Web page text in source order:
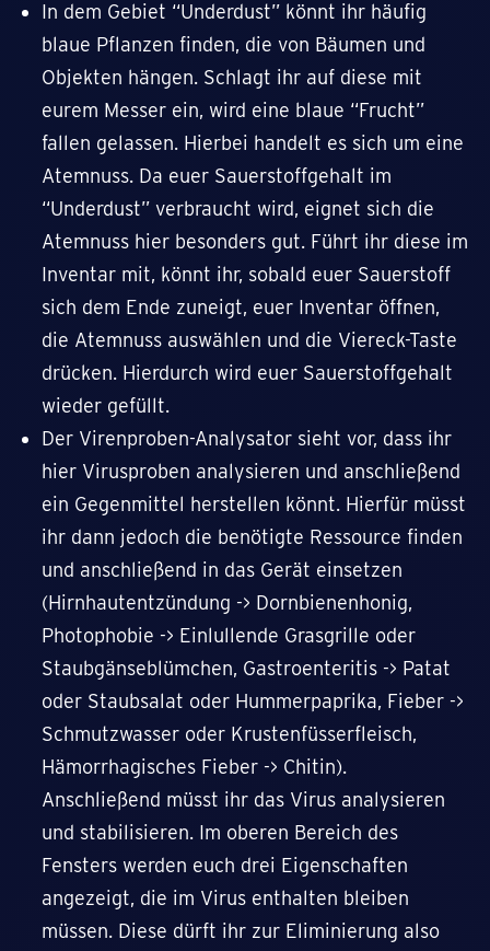
In dem Gebiet “Underdust” könnt ihr häufig
blaue Pflanzen finden, die von Bäumen und
Objekten hängen. Schlagt ihr auf diese mit
eurem Messer ein, wird eine blaue “Frucht”
fallen gelassen. Hierbei handelt es sich um eine
Atemnuss. Da euer Sauerstoffgehalt im
“Underdust” verbraucht wird, eignet sich die
Atemnuss hier besonders gut. Führt ihr diese im
Inventar mit, könnt ihr, sobald euer Sauerstoff
sich dem Ende zuneigt, euer Inventar öffnen,
die Atemnuss auswählen und die Viereck-Taste
drücken. Hierdurch wird euer Sauerstoffgehalt
wieder gefüllt.
Der Virenproben-Analysator sieht vor, dass ihr
hier Virusproben analysieren und anschließend
ein Gegenmittel herstellen könnt. Hierfür müsst
ihr dann jedoch die benötigte Ressource finden
und anschließend in das Gerät einsetzen
(Hirnhautentzündung -> Dornbienenhonig,
Photophobie -> Einlullende Grasgrille oder
Staubgänseblümchen, Gastroenteritis -> Patat
oder Staubsalat oder Hummerpaprika, Fieber ->
Schmutzwasser oder Krustenfüsserfleisch,
Hämorrhagisches Fieber -> Chitin).
Anschließend müsst ihr das Virus analysieren
und stabilisieren. Im oberen Bereich des
Fensters werden euch drei Eigenschaften
angezeigt, die im Virus enthalten bleiben
müssen. Diese dürft ihr zur Eliminierung also